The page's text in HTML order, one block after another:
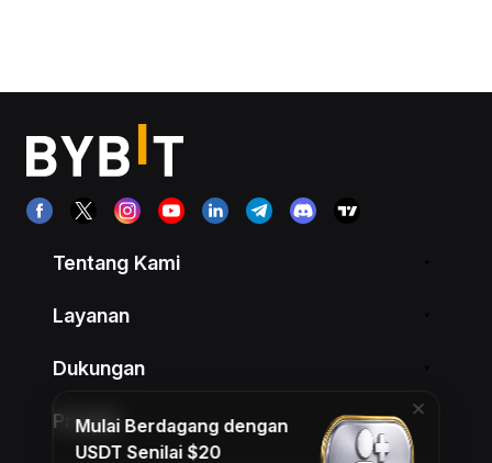
Tentang Kami
Layanan
Dukungan
Produk
Mulai Berdagang dengan
USDT Senilai $20